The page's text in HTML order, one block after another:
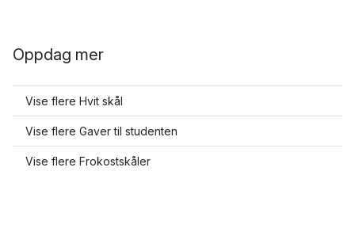
Oppdag mer
Vise flere Hvit skål
Vise flere Gaver til studenten
Vise flere Frokostskåler